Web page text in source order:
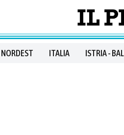
NORDEST ITALIA ISTRIA -